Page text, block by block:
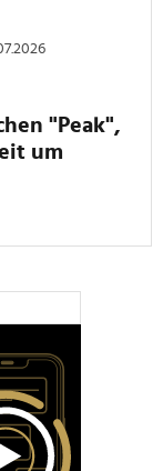
"Peak",
um